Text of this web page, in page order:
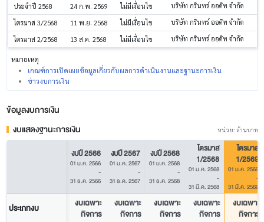
ประจำปี 2568
24 ก.พ. 2569 ไม่มีเงื่อนไข
บริษัท กรินทร์ ออดิท จำกัด
ไตรมาส 3/2568
11 พ.ย. 2568 ไม่มีเงื่อนไข
บริษัท กรินทร์ ออดิท จำกัด
ไตรมาส 2/2568
13 ส.ค. 2568 ไม่มีเงื่อนไข บริษัท กรินทร์ ออดิท จำกัด
หมายเหตุ
เกณฑ์การเปิดเผยข้อมูลเกี่ยวกับผลการดำเนินงานและฐานะการเงิน
ข่าวงบการเงิน
ข้อมูลงบการเงิน
งบแสดงฐานะการเงิน
หน่วย: ล้านบาท
งบปี 2566
01 ม.ค. 2566
-
31 ธ.ค. 2566
งบปี 2567
01 ม.ค. 2567
-
31 ธ.ค. 2567
งบปี 2568
01 ม.ค. 2568
-
31 ธ.ค. 2568
ไตรมาส
1/2568
01 ม.ค. 2568
-
31 มี.ค. 2568
ไตรมาส
1/2569
01 ม.ค. 2569
-
31 มี.ค. 2569
ประเภทงบ
งบเฉพาะ
กิจการ
งบเฉพาะ
กิจการ
งบเฉพาะ
กิจการ
งบเฉพาะ
กิจการ
งบเฉพาะ
กิจการ